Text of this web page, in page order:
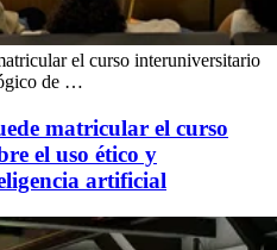
el curso interuniversitario
de …
matricular el curso
el uso ético y
artificial